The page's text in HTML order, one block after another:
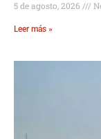
5 de agosto, 2026
Leer más »